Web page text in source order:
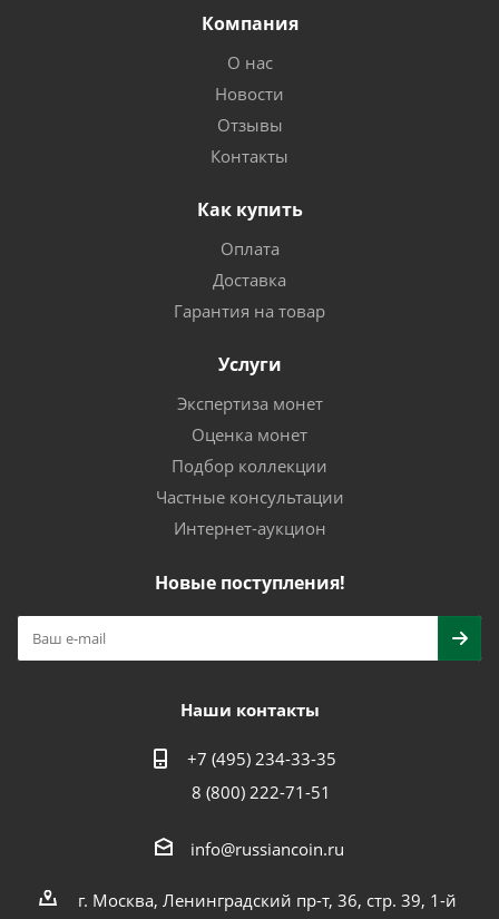
Компания
О нас
Новости
Отзывы
Контакты
Как купить
Оплата
Доставка
Гарантия на товар
Услуги
Экспертиза монет
Оценка монет
Подбор коллекции
Частные консультации
Интернет-аукцион
Новые поступления!
Наши контакты
+7 (495) 234-33-35
8 (800) 222-71-51
info@russiancoin.ru
г. Москва, Ленинградский пр-т, 36, стр. 39, 1-й